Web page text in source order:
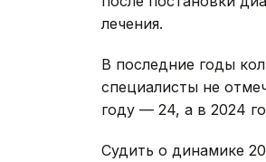
лечения.
В последние годы
специалисты не
году — 24, а в 2024
Судить о динамике